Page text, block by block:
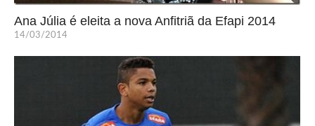
Ana Júlia é eleita a nova Anfitriã da Efapi 2014
14/03/2014